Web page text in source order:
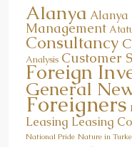
Alanya Alanya
Management
Consultancy
Analysis Customer
Foreign
General
Foreigners
Leasing Leasing
National Pride Nature in